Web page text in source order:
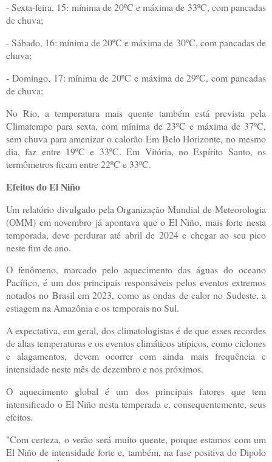
- Sexta-feira, 15: mínima de 20ºC e máxima de 33ºC, com pancadas
de chuva;
- Sábado, 16: mínima de 20ºC e máxima de 30ºC, com pancadas de
chuva;
- Domingo, 17: mínima de 20ºC e máxima de 29ºC, com pancadas
de chuva;
No Rio, a temperatura mais quente também está prevista pela
Climatempo para sexta, com mínima de 23ºC e máxima de 37ºC,
sem chuva para amenizar o calorão Em Belo Horizonte, no mesmo
dia, faz entre 19ºC e 33ºC. Em Vitória, no Espírito Santo, os
termômetros ficam entre 22ºC e 33ºC.
Efeitos do El Niño
Um relatório divulgado pela Organização Mundial de Meteorologia
(OMM) em novembro já apontava que o El Niño, mais forte nesta
temporada, deve perdurar até abril de 2024 e chegar ao seu pico
neste fim de ano.
O fenômeno, marcado pelo aquecimento das águas do oceano
Pacífico, é um dos principais responsáveis pelos eventos extremos
notados no Brasil em 2023, como as ondas de calor no Sudeste, a
estiagem na Amazônia e os temporais no Sul.
A expectativa, em geral, dos climatologistas é de que esses recordes
de altas temperaturas e os eventos climáticos atípicos, como ciclones
e alagamentos, devem ocorrer com ainda mais frequência e
intensidade neste mês de dezembro e nos próximos.
O aquecimento global é um dos principais fatores que tem
intensificado o El Niño nesta temperada e, consequentemente, seus
efeitos.
"Com certeza, o verão será muito quente, porque estamos com um
El Niño de intensidade forte e, também, na fase positiva do Dipolo